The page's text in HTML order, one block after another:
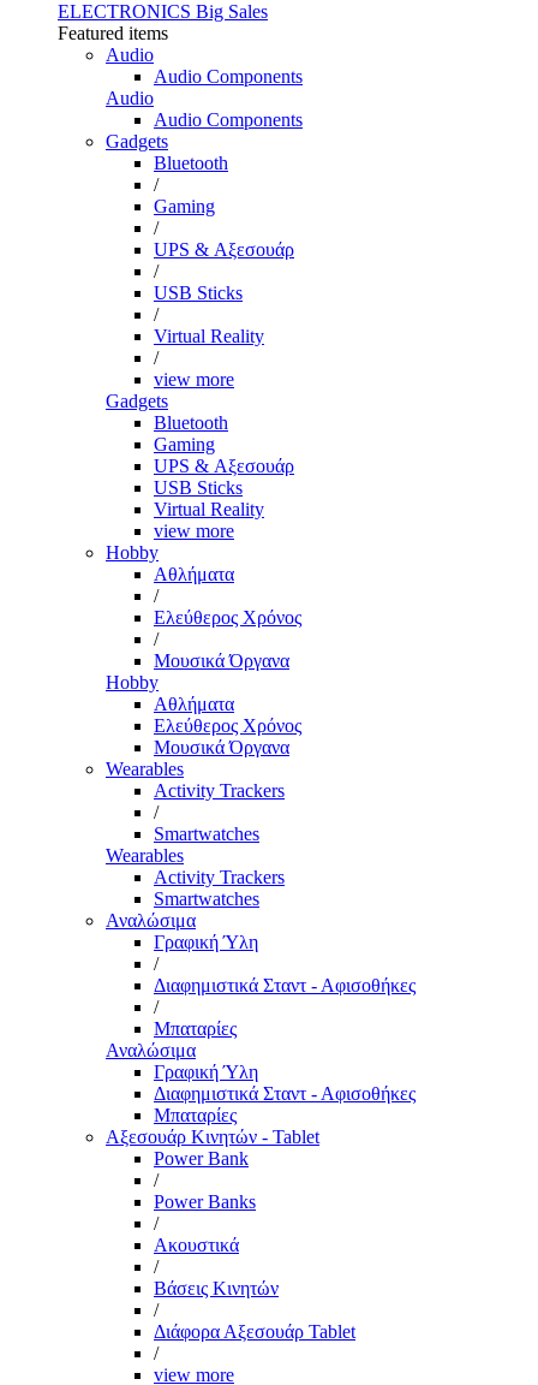
ELECTRONICS Big Sales
Featured items
Audio
Audio Components
Audio
Audio Components
Gadgets
Bluetooth
/
Gaming
/
UPS & Αξεσουάρ
/
USB Sticks
/
Virtual Reality
/
view more
Gadgets
Bluetooth
Gaming
UPS & Αξεσουάρ
USB Sticks
Virtual Reality
view more
Hobby
Αθλήματα
/
Ελεύθερος Χρόνος
/
Μουσικά Όργανα
Hobby
Αθλήματα
Ελεύθερος Χρόνος
Μουσικά Όργανα
Wearables
Activity Trackers
/
Smartwatches
Wearables
Activity Trackers
Smartwatches
Αναλώσιμα
Γραφική Ύλη
/
Διαφημιστικά Σταντ - Αφισοθήκες
/
Μπαταρίες
Αναλώσιμα
Γραφική Ύλη
Διαφημιστικά Σταντ - Αφισοθήκες
Μπαταρίες
Αξεσουάρ Κινητών - Tablet
Power Bank
/
Power Banks
/
Ακουστικά
/
Βάσεις Κινητών
/
Διάφορα Αξεσουάρ Tablet
/
view more